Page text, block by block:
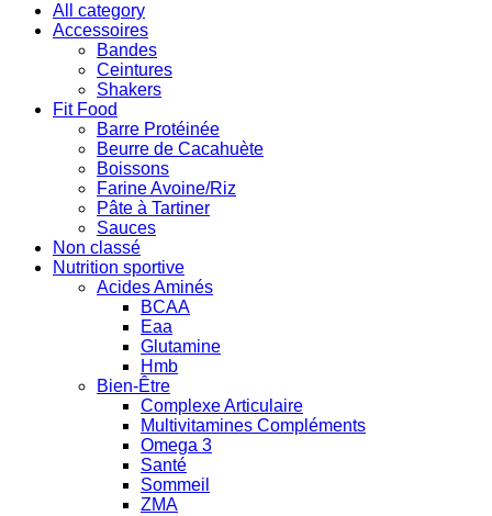
All category
Accessoires
Bandes
Ceintures
Shakers
Fit Food
Barre Protéinée
Beurre de Cacahuète
Boissons
Farine Avoine/Riz
Pâte à Tartiner
Sauces
Non classé
Nutrition sportive
Acides Aminés
BCAA
Eaa
Glutamine
Hmb
Bien-Être
Complexe Articulaire
Multivitamines Compléments
Omega 3
Santé
Sommeil
ZMA